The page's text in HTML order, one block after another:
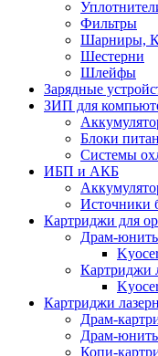
Фильтры
Шарниры,
Шестерни
Шлейфы
Зарядные
ЗИП для
Блоки
Системы
ИБП и АКБ
Источники
Картриджи для
Драм-
Картриджи
Картриджи
Драм-
Драм-
Копи-